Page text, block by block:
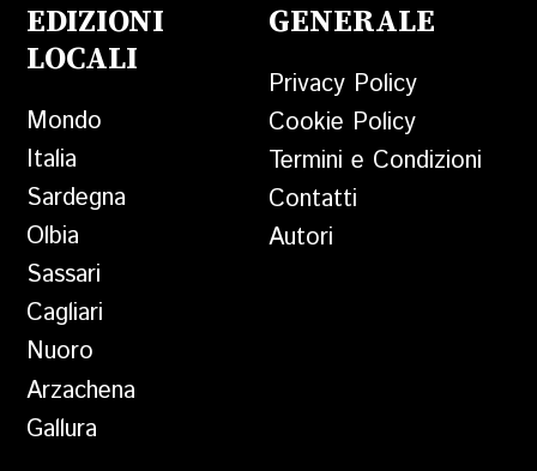
EDIZIONI
LOCALI
Mondo
Italia
Sardegna
Olbia
Sassari
Cagliari
Nuoro
Arzachena
Gallura
GENERALE
Privacy Policy
Cookie Policy
Termini e Condizioni
Contatti
Autori